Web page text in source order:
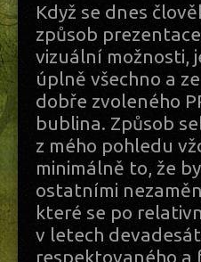
Když se dnes
způsob
vizuální možnosti,
úplně všechno a
dobře zvoleného
bublina. Způsob
z mého pohledu
minimálně to, že
ostatními
které se po
v letech
respektovaného a